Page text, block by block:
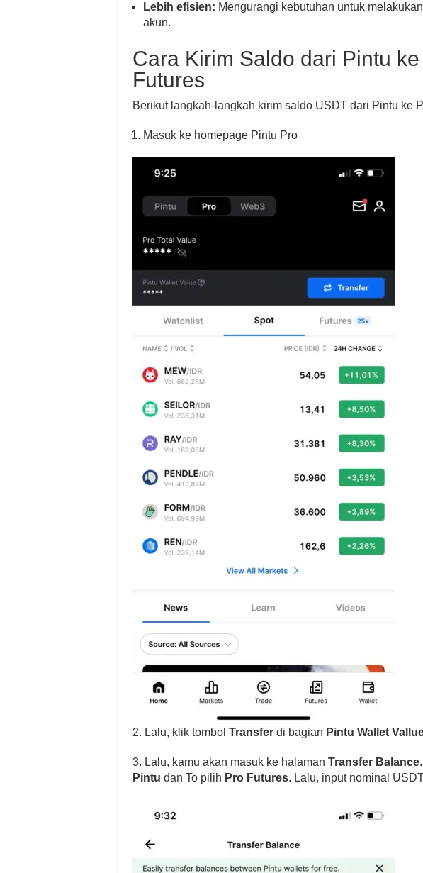
Lebih efisien: Mengurangi kebutuhan untuk
akun.
Cara Kirim Saldo dari Pintu
Futures
Berikut langkah-langkah kirim saldo USDT dari Pintu ke
Masuk ke homepage Pintu Pro
2. Lalu, klik tombol Transfer di bagian Pintu Wallet
3. Lalu, kamu akan masuk ke halaman Transfer Balance
Pintu dan To pilih Pro Futures. Lalu, input nominal